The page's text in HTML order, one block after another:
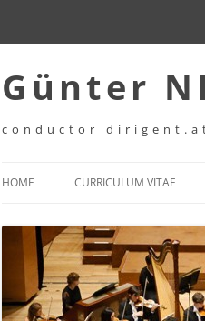
Zum
springen
Günter
conductor
HOME CURRICULUM VITAE
ENGLISH CV
FRANCAIS CV